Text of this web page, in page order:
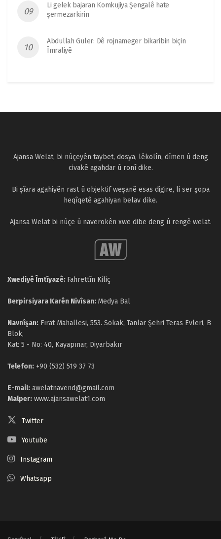
Li gelek bajaran Komkujiya Şengalê hate
şermezarkirin
Abdullah Guler: Dê rojnameger bikaribin biçin
Îmraliyê
Ajansa Welat, bi nûçeyên taybet, dosya, lêkolîn, dîmen û deng
civakê agahdar û ronî dike.
Bi şîara agahiyên rast û objektif weşanê esas digire, li ser şopa
heqîqetê agahiyan belav dike.
Ajansa Welat bi nûçe û naverokên xwe dibe deng û rengê welat.
Xwediyê Îmtîyazê: Fahrettîn Kiliç
Berpirsiyara Karên Nivîsan: Medya Bal
Navnîşan: Fırat Mahallesi, 553. Sokak, Tanlar Şehri Teras Evleri, B
Blok,
Kat: 5 - No: 40, Kayapınar, Diyarbakır
Telefon: +90 (532) 519 37 73
E-mail: awelatnavend@gmail.com
Malper: www.ajansawelat1.com
Twitter
Youtube
Instagram
Whatsapp